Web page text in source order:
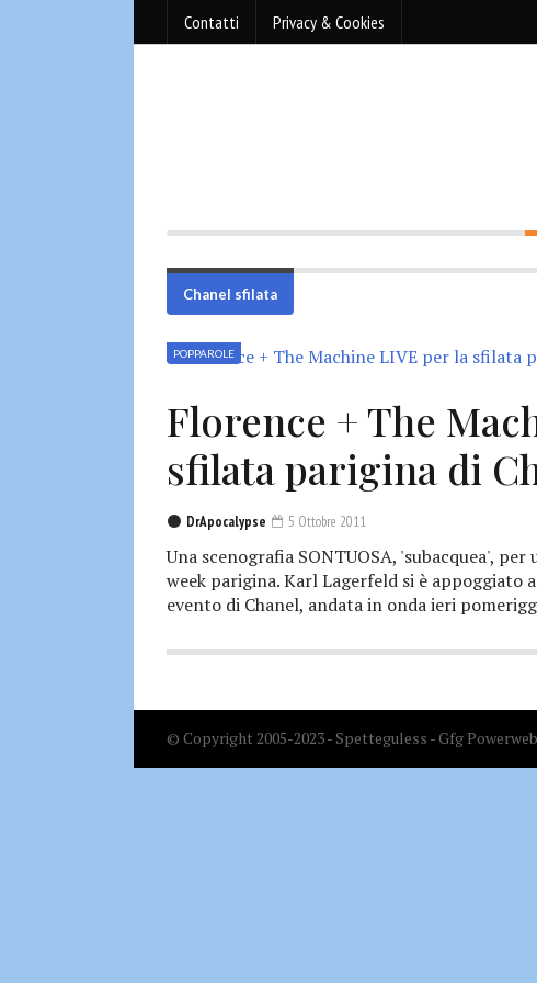
Contatti Privacy & Cookies
Chanel sfilata
POPPAROLE
Florence + The
sfilata parigina di
DrApocalypse 5 Ottobre 2011
Una scenografia SONTUOSA, 'subacquea',
week parigina. Karl Lagerfeld si è
evento di Chanel, andata in onda ieri
© Copyright 2005-2023 - Spetteguless - Gfg